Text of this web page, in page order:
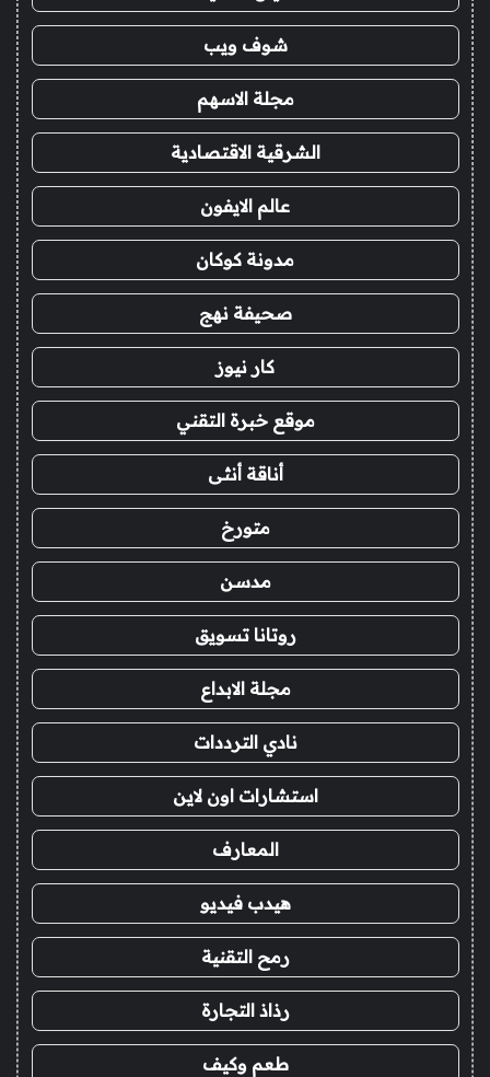
شوف ويب
مجلة الاسهم
الشرقية الاقتصادية
عالم الايفون
مدونة كوكان
صحيفة نهج
كار نيوز
موقع خبرة التقني
أناقة أنثى
متورخ
مدسن
روتانا تسويق
مجلة الابداع
نادي الترددات
استشارات اون لاين
المعارف
هيدب فيديو
رمح التقنية
رذاذ التجارة
طعم وكيف